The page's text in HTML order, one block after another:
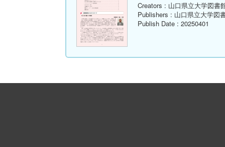
Creators : 山口県立大学図書
Publishers : 山口県立大学図
Publish Date : 20250401